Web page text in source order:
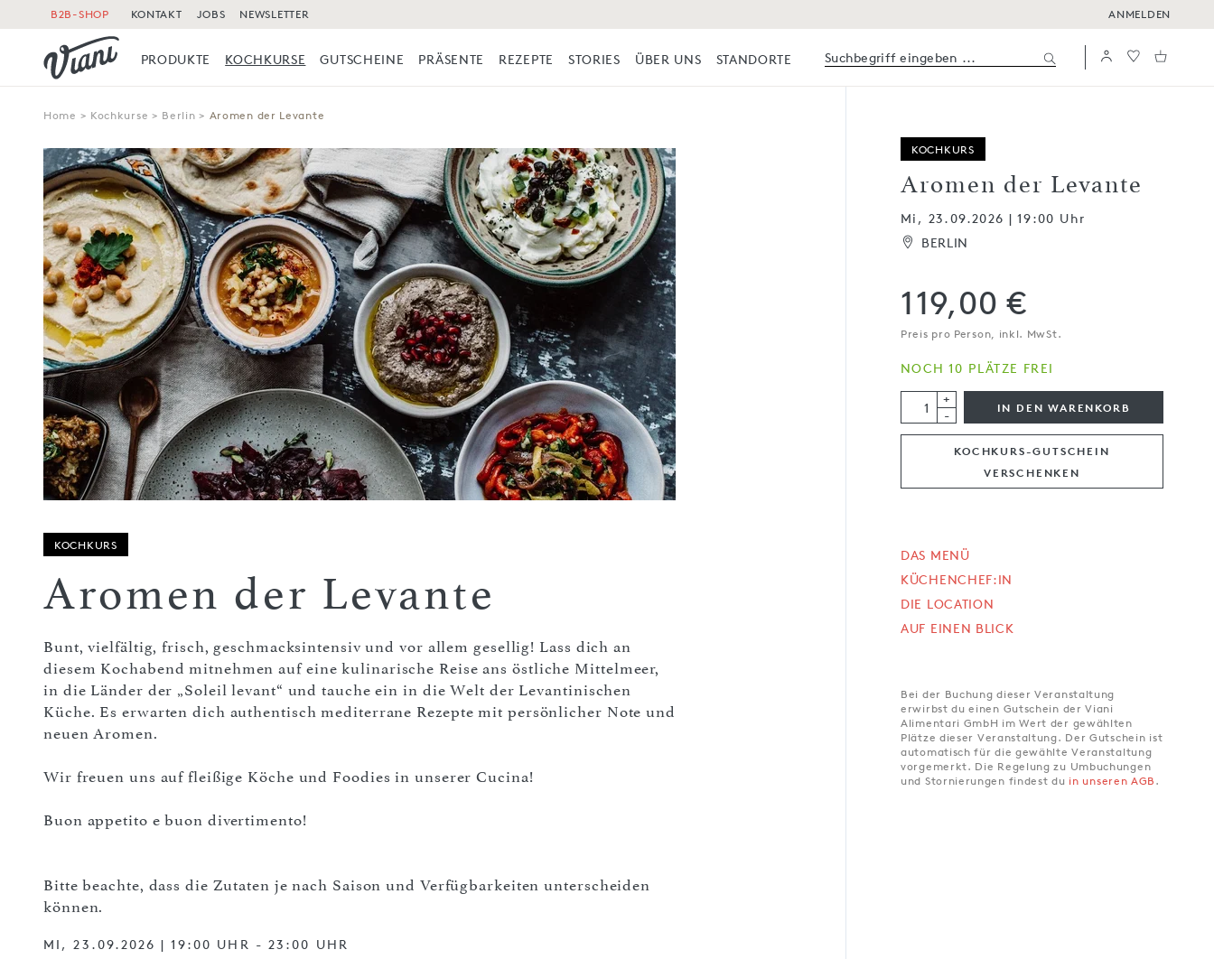
B2B-SHOP KONTAKT JOBS NEWSLETTER ANMELDEN
PRODUKTE KOCHKURSE GUTSCHEINE PRÄSENTE REZEPTE STORIES ÜBER UNS STANDORTE
KOCHKURS
Aromen der Levante
Mi, 23.09.2026 | 19:00 Uhr
BERLIN
119,00 €
Preis pro Person, inkl. MwSt.
NOCH 10 PLÄTZE FREI
+
-
IN DEN WARENKORB
KOCHKURS-GUTSCHEIN
VERSCHENKEN
DAS MENÜ
KÜCHENCHEF:IN
DIE LOCATION
AUF EINEN BLICK
Bei der Buchung dieser Veranstaltung
erwirbst du einen Gutschein der Viani
Alimentari GmbH im Wert der gewählten
Plätze dieser Veranstaltung. Der Gutschein ist
automatisch für die gewählte Veranstaltung
vorgemerkt. Die Regelung zu Umbuchungen
und Stornierungen findest du in unseren AGB .
Home > Kochkurse > Berlin > Aromen der Levante
KOCHKURS
Aromen der Levante
Bunt, vielfältig, frisch, geschmacksintensiv und vor allem gesellig! Lass dich an
diesem Kochabend mitnehmen auf eine kulinarische Reise ans östliche Mittelmeer,
in die Länder der „Soleil levant“ und tauche ein in die Welt der Levantinischen
Küche. Es erwarten dich authentisch mediterrane Rezepte mit persönlicher Note und
neuen Aromen.
Wir freuen uns auf fleißige Köche und Foodies in unserer Cucina!
Buon appetito e buon divertimento!
Bitte beachte, dass die Zutaten je nach Saison und Verfügbarkeiten unterscheiden
können.
MI, 23.09.2026 | 19:00 UHR - 23:00 UHR